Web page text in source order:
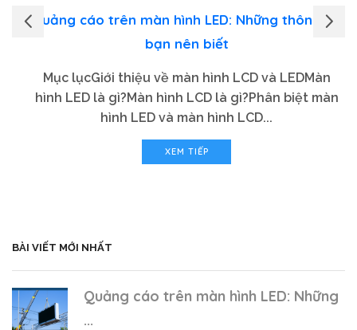
Quảng cáo trên màn hình LED: Những thông tin
bạn nên biết
Mục lụcGiới thiệu về màn hình LCD và LEDMàn
hình LED là gì?Màn hình LCD là gì?Phân biệt màn
hình LED và màn hình LCD...
XEM TIẾP
BÀI VIẾT MỚI NHẤT
Quảng cáo trên màn hình LED: Những
...